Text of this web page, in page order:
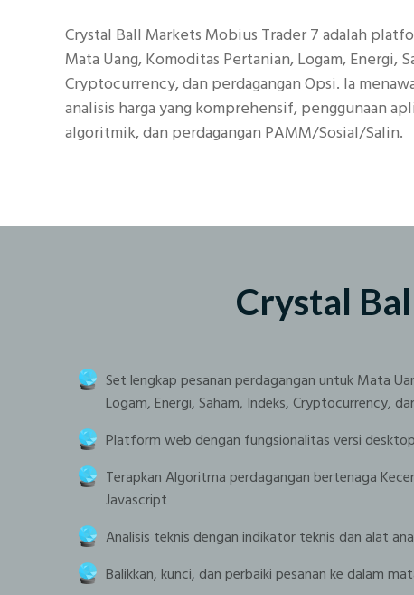
Crystal Ball Markets Mobius Trader 7 adalah
Mata Uang, Komoditas Pertanian, Logam, Energi,
Cryptocurrency, dan perdagangan Opsi. Ia
analisis harga yang komprehensif, penggunaan
algoritmik, dan perdagangan PAMM/Sosial/Salin.
Crystal
Set lengkap pesanan perdagangan untuk Mata
Logam, Energi, Saham, Indeks, Cryptocurrency,
Platform web dengan fungsionalitas versi
Terapkan Algoritma perdagangan bertenaga
Javascript
Analisis teknis dengan indikator teknis dan alat
Balikkan, kunci, dan perbaiki pesanan ke dalam